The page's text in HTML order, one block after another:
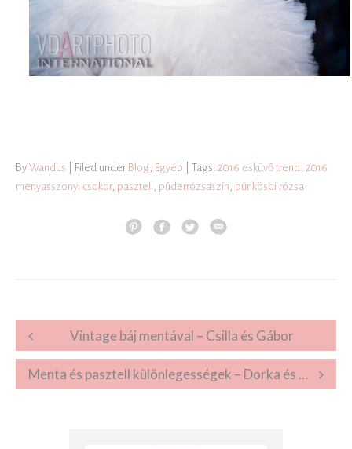
By Wandus | Filed under Blog Egyéb | Tags: 2016 esküvő trend 2016
menyasszonyi csokor, pasztell púderrózsaszín pünkösdi rózsa
Post navigation
Vintage báj mentával – Csilla és Gábor
Menta és pasztell különlegességek – Dorka és Zsolti